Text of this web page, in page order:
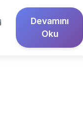
Devamını
Oku